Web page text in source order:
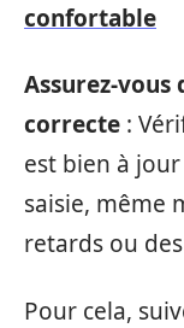
confortable
Assurez-vous
correcte :
est bien à
saisie, même
retards ou
Pour cela,